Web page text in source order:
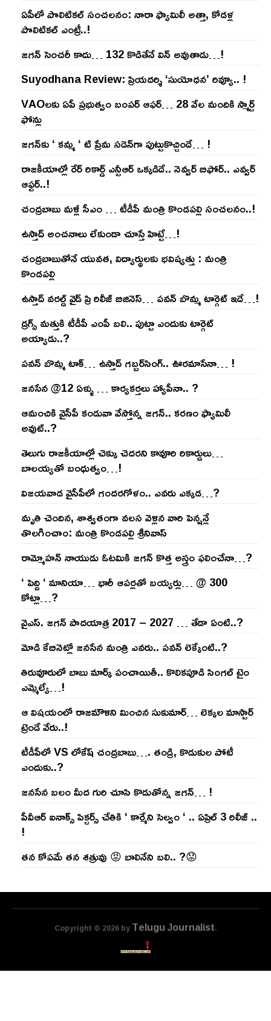
ఏపీలో పొలిటిక‌ల్ సంచ‌ల‌నం: నారా ఫ్యామిలీ అత్తా, కోడ‌ళ్ల
పొలిటికల్ ఎంట్రీ..!
జ‌గ‌న్ సెంచ‌రీ కాదు… 132 కొడితేనే విన్ అవుతాడు…!
Suyodhana Review: ప్రియదర్శి ‘సుయోధన’ రివ్యూ.. !
VAOల‌కు ఏపీ ప్ర‌భుత్వం బంప‌ర్ ఆఫ‌ర్‌… 28 వేల మందికి స్మార్ట్
ఫోన్లు
జ‌గ‌న్‌కు ‘ క‌మ్మ ‘ టి ప్రేమ స‌డెన్‌గా పుట్టుకొచ్చిందే… !
రాజ‌కీయాల్లో రేర్ రికార్డ్ ఎన్టీఆర్ ఒక్క‌డిదే.. నెవ్వ‌ర్ బిఫోర్‌.. ఎవ్వ‌ర్
ఆఫ్ట‌ర్‌..!
చంద్ర‌బాబు మ‌ళ్లీ సీఎం … టీడీపీ మంత్రి కొండ‌ప‌ల్లి సంచ‌ల‌నం..!
ఉస్తాద్ అంచ‌నాలు లేకుండా చూస్తే హిట్టే…!
చంద్ర‌బాబుతోనే యువ‌త‌, విద్యార్థుల‌కు భ‌విష్య‌త్తు : మంత్రి
కొండ‌ప‌ల్లి
ఉస్తాద్ వ‌ర‌ల్డ్ వైడ్ ప్రి రిలీజ్ బిజినెస్‌… ప‌వ‌న్ బొమ్మ టార్గెట్ ఇదే…!
డ్రగ్స్ మత్తుకి టీడీపీ ఎంపీ బలి.. పుట్టా ఎందుకు టార్గెట్
అయ్యాడు..?
ప‌వ‌న్ బొమ్మ టాక్‌… ఉస్తాద్ గ‌బ్బ‌ర్‌సింగ్‌.. ఊర‌మాసేనా… !
జనసేన @12 ఏళ్ళు … కార్యకర్తలు హ్యాపీనా.. ?
ఆమంచికి వైసీపీ కండువా వేస్తోన్న జ‌గ‌న్‌.. క‌ర‌ణం ఫ్యామిలీ
అవుట్‌..?
తెలుగు రాజ‌కీయాల్లో చెక్కు చెద‌ర‌ని కావూరి రికార్డులు…
బాల‌య్యతో బంధుత్వం…!
విజ‌య‌వాడ వైసీపీలో గంద‌ర‌గోళం.. ఎవ‌రు ఎక్క‌డ‌…?
మృతి చెందిన, శాశ్వతంగా వలస వెళ్లిన వారి పెన్ష‌న్లే
తొల‌గించాం: మంత్రి కొండపల్లి శ్రీనివాస్
రామ్మోహ‌న్ నాయుడు ఓట‌మికి జ‌గ‌న్ కొత్త అస్త్రం ఫ‌లించేనా…?
‘ పెద్ది ‘ మానియా… భారీ ఆప‌ర్ల‌తో బ‌య్య‌ర్లు… @ 300
కోట్లా…?
వైఎస్‌. జ‌గ‌న్ పాద‌యాత్ర 2017 – 2027 … తేడా ఏంటి..?
మోడి కేబినెట్లో జ‌నసేన మంత్రి ఎవ‌రు.. ప‌వ‌న్ లెక్కేంటి..?
తిరువూరులో బాబు మార్క్ పంచాయితీ.. కొలిక‌పూడి సింగ‌ల్ టైం
ఎమ్మెల్యే…!
ఆ విష‌యంలో రాజ‌మౌళిని మించిన సుకుమార్‌… లెక్క‌ల మాస్టార్
ట్రెండే వేరు..!
టీడీపీలో VS లోకేష్ చంద్ర‌బాబు…. తండ్రి, కొడుకుల పోటీ
ఎందుకు..?
జ‌న‌సేన బ‌లం మీద గురి చూసి కొడుతోన్న జ‌గ‌న్‌… !
పీవీఆర్ ఐనాక్స్ పిక్చర్స్ చేతికి ‘ కార్మేని సెల్వం ‘ .. ఏప్రిల్ 3 రిలీజ్ ..
!
తన కోపమే తన శత్రువు 😡 బాలినేని బలి.. ?😟
Copyright © 2026 byTelugu Journalist.